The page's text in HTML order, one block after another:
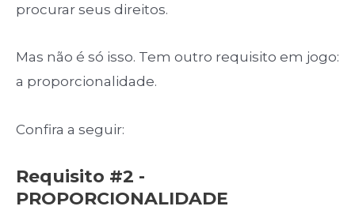
procurar seus direitos.
Mas não é só isso. Tem outro requisito em jogo:
a proporcionalidade.
Confira a seguir:
Requisito #2 -
PROPORCIONALIDADE